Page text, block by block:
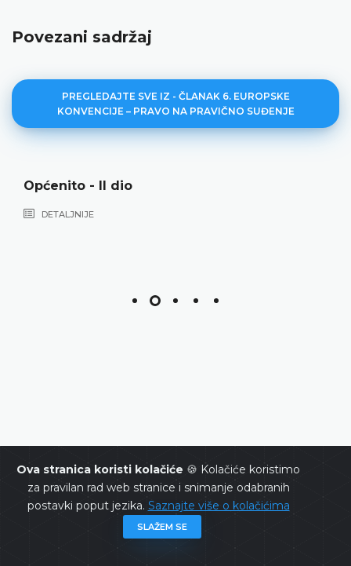
Ova stranica koristi kolačiće 🍪 Kolačiće koristimo
za pravilan rad web stranice i snimanje odabranih
postavki poput jezika. Saznajte više o kolačićima
SLAŽEM SE
Povezani sadržaj
PREGLEDAJTE SVE IZ - ČLANAK 6. EUROPSKE
KONVENCIJE – PRAVO NA PRAVIČNO SUĐENJE
Općenito - II dio
DETALJNIJE